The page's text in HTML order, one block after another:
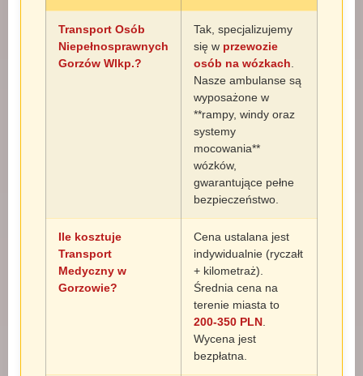
Transport Osób
Niepełnosprawnych
Gorzów Wlkp.?
Tak, specjalizujemy
się w przewozie
osób na wózkach
Nasze ambulanse są
wyposażone w
**rampy, windy oraz
systemy
mocowania**
wózków,
gwarantujące pełne
bezpieczeństwo.
Ile kosztuje
Transport
Medyczny w
Gorzowie?
Cena ustalana jest
indywidualnie (ryczałt
+ kilometraż).
Średnia cena na
terenie miasta to
200-350 PLN
Wycena jest
bezpłatna.